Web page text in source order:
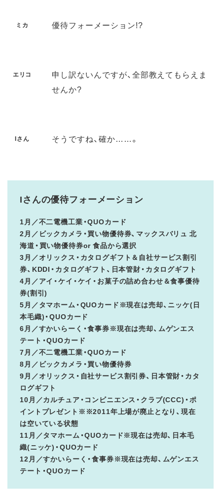
ミカ 優待フォーメーション!?
エリコ
申し訳ないんですが、全部教えてもらえま
せんか?
Iさん そうですね、確か……。
Iさんの優待フォーメーション
1月／不二電機工業・QUOカード
2月／ビックカメラ・買い物優待券、マックスバリュ 北
海道・買い物優待券or 食品から選択
3月／オリックス・カタログギフト＆自社サービス割引
券、KDDI・カタログギフト、日本管財・カタログギフト
4月／アイ・ケイ・ケイ・お菓子の詰め合わせ＆食事優待
券(割引)
5月／タマホーム・QUOカード※現在は売却、ニッケ(日
本毛織)・QUOカード
6月／すかいらーく・食事券※現在は売却、ムゲンエス
テート・QUOカード
7月／不二電機工業・QUOカード
8月／ビックカメラ・買い物優待券
9月／オリックス・自社サービス割引券、日本管財・カタ
ログギフト
10月／カルチュア・コンビニエンス・クラブ(CCC)・ポ
イントプレゼント※※2011年上場が廃止となり、現在
は空いている状態
11月／タマホーム・QUOカード※現在は売却、日本毛
織(ニッケ)・QUOカード
12月／すかいらーく・食事券※現在は売却、ムゲンエス
テート・QUOカード